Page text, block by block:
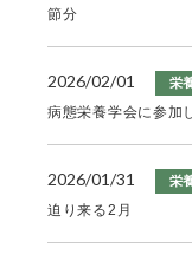
節分
2026/02/01 栄
病態栄養学会に参加
2026/01/31 栄
迫り来る2月